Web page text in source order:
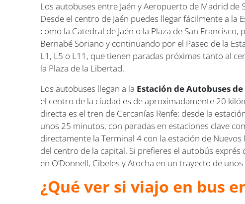
Los autobuses entre Jaén y Aeropuerto de Madrid de
Desde el centro de Jaén puedes llegar fácilmente a
como la Catedral de Jaén o la Plaza de San
Bernabé Soriano y continuando por el Paseo de la
L1, L5 o L11, que tienen paradas próximas tanto al
la Plaza de la Libertad.
Los autobuses llegan a la Estación de Autobuses
el centro de la ciudad es de aproximadamente 20
directa es el tren de Cercanías Renfe: desde la
unos 25 minutos, con paradas en estaciones clave
directamente la Terminal 4 con la estación de
del centro de la capital. Si prefieres el autobús
en O’Donnell, Cibeles y Atocha en un trayecto de
¿Qué ver si viajo en bus